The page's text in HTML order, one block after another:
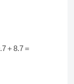
8.7＝